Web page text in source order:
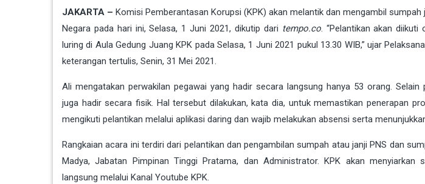
JAKARTA – Komisi Pemberantasan Korupsi (KPK) akan melantik dan mengambil
Negara pada hari ini, Selasa, 1 Juni 2021, dikutip dari tempo.co. “Pelantikan akan
luring di Aula Gedung Juang KPK pada Selasa, 1 Juni 2021 pukul 13.30 WIB,” ujar
keterangan tertulis, Senin, 31 Mei 2021.
Ali mengatakan perwakilan pegawai yang hadir secara langsung hanya 53 orang. Selain
juga hadir secara fisik. Hal tersebut dilakukan, kata dia, untuk memastikan penerapan
mengikuti pelantikan melalui aplikasi daring dan wajib melakukan absensi serta
Rangkaian acara ini terdiri dari pelantikan dan pengambilan sumpah atau janji PNS dan
Madya, Jabatan Pimpinan Tinggi Pratama, dan Administrator. KPK akan menyiarkan
langsung melalui Kanal Youtube KPK.